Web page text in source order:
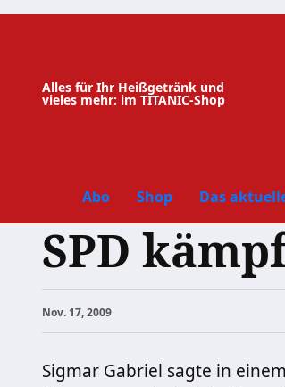
Zum
Alles für Ihr Heißgetränk und
vieles mehr: im TITANIC-Shop
Abo Shop Das
SPD
Nov. 17, 2009
Sigmar Gabriel sagte in